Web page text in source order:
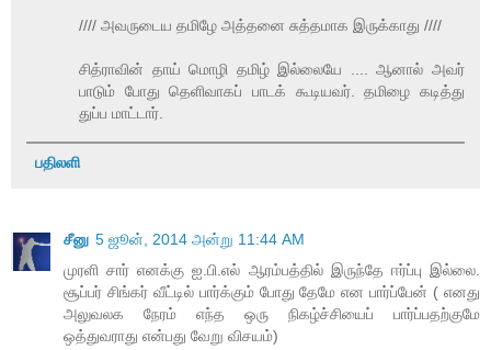
//// அவருடைய தமிழே அத்தனை சுத்தமாக இருக்காது ////
சித்ராவின் தாய் மொழி தமிழ் இல்லையே .... ஆனால் அவர்
பாடும் போது தெளிவாகப் பாடக் கூடியவர். தமிழை கடித்து
துப்ப மாட்டார்.
பதிலளி
சீனு 5 ஜூன், 2014 அன்று 11:44 AM
முரளி சார் எனக்கு ஐ.பி.எல் ஆரம்பத்தில் இருந்தே ஈர்ப்பு இல்லை.
சூப்பர் சிங்கர் வீட்டில் பார்க்கும் போது தேமே என பார்ப்பேன் ( எனது
அலுவலக நேரம் எந்த ஒரு நிகழ்ச்சியைப் பார்ப்பதற்குமே
ஒத்துவராது என்பது வேறு விசயம்)